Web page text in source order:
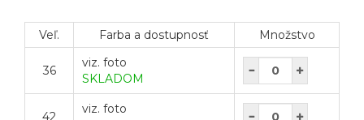
Veľ. Farba a dostupnosť Množstvo
36
viz. foto
SKLADOM
42
viz. foto